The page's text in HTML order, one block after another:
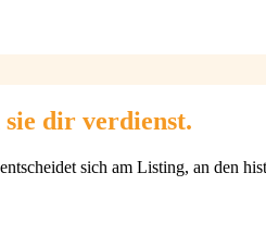
sie dir verdienst.
sich am Listing, an den